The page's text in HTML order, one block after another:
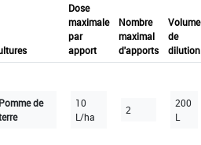
Dose
maximale
par
apport
Nombre
maximal
d'apports
Volume
de
dilution
Pomme de
10
L/ha
2
200
L